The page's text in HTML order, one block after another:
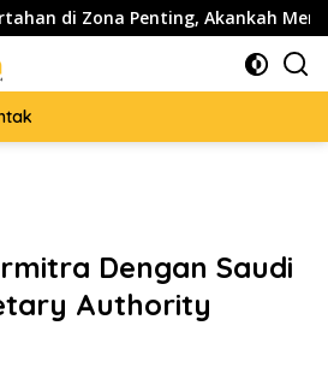
Penting, Akankah Memicu
Dengan Saudi
Authority